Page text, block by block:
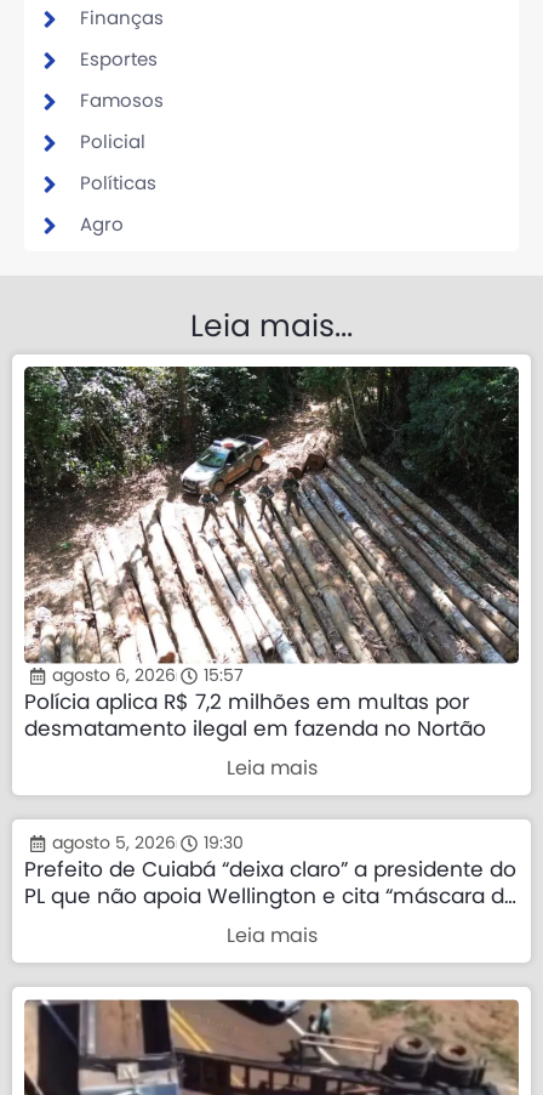
Finanças
Esportes
Famosos
Policial
Políticas
Agro
Leia mais...
agosto 6, 2026 15:57
Polícia aplica R$ 7,2 milhões em multas por
desmatamento ilegal em fazenda no Nortão
Leia mais
agosto 5, 2026 19:30
Prefeito de Cuiabá “deixa claro” a presidente do
PL que não apoia Wellington e cita “máscara da
Leia mais